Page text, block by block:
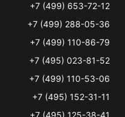
+7 (499) 653-72-12
+7 (499) 288-05-36
+7 (499) 110-86-79
+7 (495) 023-81-52
+7 (499) 110-53-06
+7 (495) 152-31-11
+7 (495) 125-38-41